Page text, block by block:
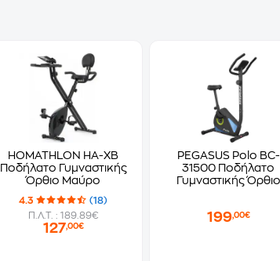
HOMATHLON HA-XB
Ποδήλατο Γυμναστικής
Όρθιο Μαύρο
4.3
(18)
Π.Λ.Τ. : 189.89€
127,00€
PEGASUS Polo BC-
31500 Ποδήλατο
Γυμναστικής Όρθιο
199,00€